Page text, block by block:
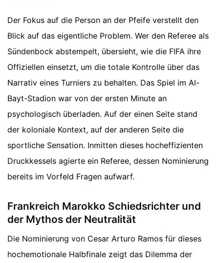
Der Fokus auf die Person an der Pfeife verstellt den
Blick auf das eigentliche Problem. Wer den Referee als
Sündenbock abstempelt, übersieht, wie die FIFA ihre
Offiziellen einsetzt, um die totale Kontrolle über das
Narrativ eines Turniers zu behalten. Das Spiel im Al-
Bayt-Stadion war von der ersten Minute an
psychologisch überladen. Auf der einen Seite stand
der koloniale Kontext, auf der anderen Seite die
sportliche Sensation. Inmitten dieses hocheffizienten
Druckkessels agierte ein Referee, dessen Nominierung
bereits im Vorfeld Fragen aufwarf.
Frankreich Marokko Schiedsrichter und
der Mythos der Neutralität
Die Nominierung von Cesar Arturo Ramos für dieses
hochemotionale Halbfinale zeigt das Dilemma der